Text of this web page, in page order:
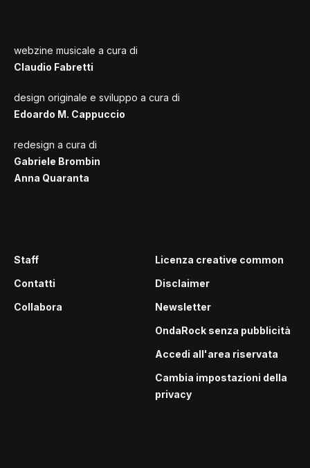
webzine musicale a cura di
Claudio Fabretti
design originale e sviluppo a cura di
Edoardo M. Cappuccio
redesign a cura di
Gabriele Brombin
Anna Quaranta
Staff
Contatti
Collabora
Licenza creative common
Disclaimer
Newsletter
OndaRock senza pubblicità
Accedi all'area riservata
Cambia impostazioni della
privacy